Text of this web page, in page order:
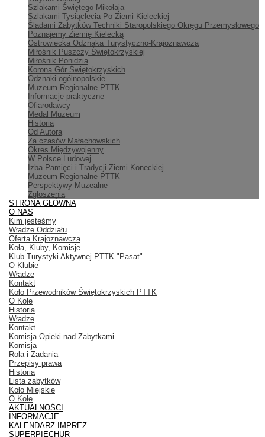
Szlakami Świętego Mikołaja
Szlakami Tysiąclecia Po Ziemi Kieleckiej
Śladami Zabytków Techniki Staropolskiego Okręgu Przemysłowego
Poznajemy Ziemię Kielecką
Ostrowiecka Odznaka Turystyczno-Krajoznawcza
Miłośnik Puszczy Świętokrzyskiej
Miłośnik Ponidzia
Korona Gór Świętokrzyskich
Odznaki ogólnopolskie
Muzeum Regionalne PTTK
Informacje praktyczne
Ofiarodawcy
Medal Muzeum
Historia
Od Autora
Za czasów Małachowskich
Okres Międzywojenny
W Polsce Ludowej
Izba Pamięci i Tradycji Ziemi Koneckiej
Muzeum Regionalne PTTK
Perspektywy Muzealne
Zgłoszenia
STRONA GŁÓWNA
O NAS
Kim jesteśmy
Władze Oddziału
Oferta Krajoznawcza
Koła, Kluby, Komisje
Klub Turystyki Aktywnej PTTK "Pasat"
O Klubie
Władze
Kontakt
Koło Przewodników Świętokrzyskich PTTK
O Kole
Historia
Władze
Kontakt
Komisja Opieki nad Zabytkami
Komisja
Rola i Zadania
Przepisy prawa
Historia
Lista zabytków
Koło Miejskie
O Kole
AKTUALNOŚCI
INFORMACJE
KALENDARZ IMPREZ
SUPERPIECHUR